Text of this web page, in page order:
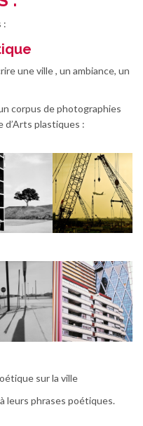
:
une ville , un ambiance, un
corpus de photographies
d’Arts plastiques :
sur la ville
leurs phrases poétiques.